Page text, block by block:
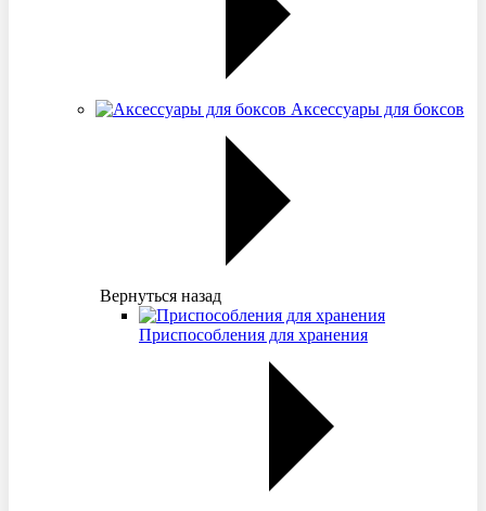
Аксессуары для боксов
Вернуться назад
Приспособления для хранения